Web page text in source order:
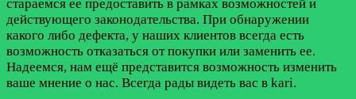
стараемся ее предоставить в рамках возможностей и
действующего законодательства. При обнаружении
какого либо дефекта, у наших клиентов всегда есть
возможность отказаться от покупки или заменить ее.
Надеемся, нам ещё представится возможность изменить
ваше мнение о нас. Всегда рады видеть вас в kari.